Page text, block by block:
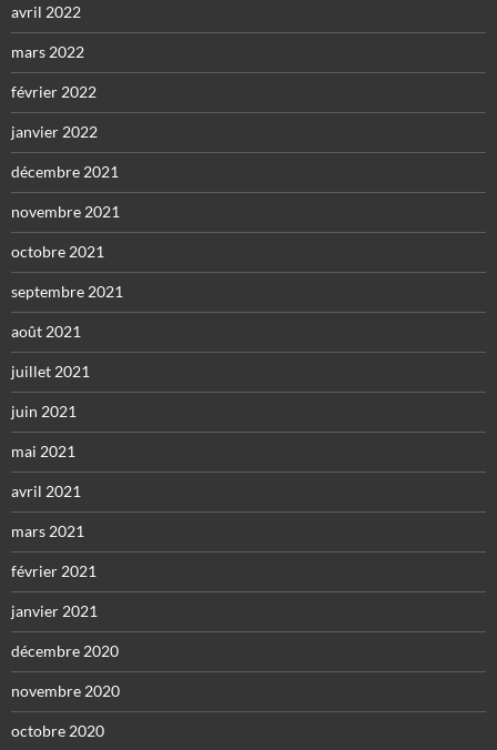
avril 2022
mars 2022
février 2022
janvier 2022
décembre 2021
novembre 2021
octobre 2021
septembre 2021
août 2021
juillet 2021
juin 2021
mai 2021
avril 2021
mars 2021
février 2021
janvier 2021
décembre 2020
novembre 2020
octobre 2020